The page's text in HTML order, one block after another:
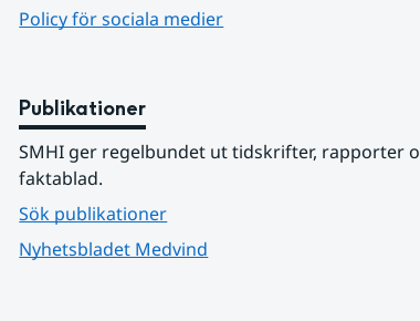
Policy för sociala medier
Publikationer
SMHI ger regelbundet ut tidskrifter, rapporter
faktablad.
Sök publikationer
Nyhetsbladet Medvind